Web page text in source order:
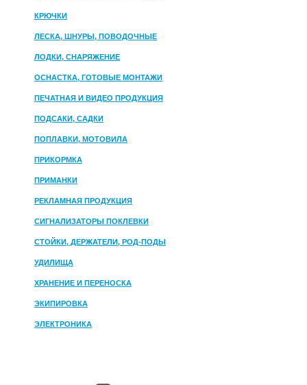
ПРИКОРМКИ
КРЮЧКИ
ЛЕСКА, ШНУРЫ, ПОВОДОЧНЫЕ
МАТЕРИАЛЫ
ЛОДКИ, СНАРЯЖЕНИЕ
ОСНАСТКА, ГОТОВЫЕ МОНТАЖИ
ПЕЧАТНАЯ И ВИДЕО ПРОДУКЦИЯ
ПОДСАКИ, САДКИ
ПОПЛАВКИ, МОТОВИЛА
ПРИКОРМКА
ПРИМАНКИ
РЕКЛАМНАЯ ПРОДУКЦИЯ
СИГНАЛИЗАТОРЫ ПОКЛЕВКИ
СТОЙКИ, ДЕРЖАТЕЛИ, РОД-ПОДЫ
УДИЛИЩА
ХРАНЕНИЕ И ПЕРЕНОСКА
ЭКИПИРОВКА
ЭЛЕКТРОНИКА